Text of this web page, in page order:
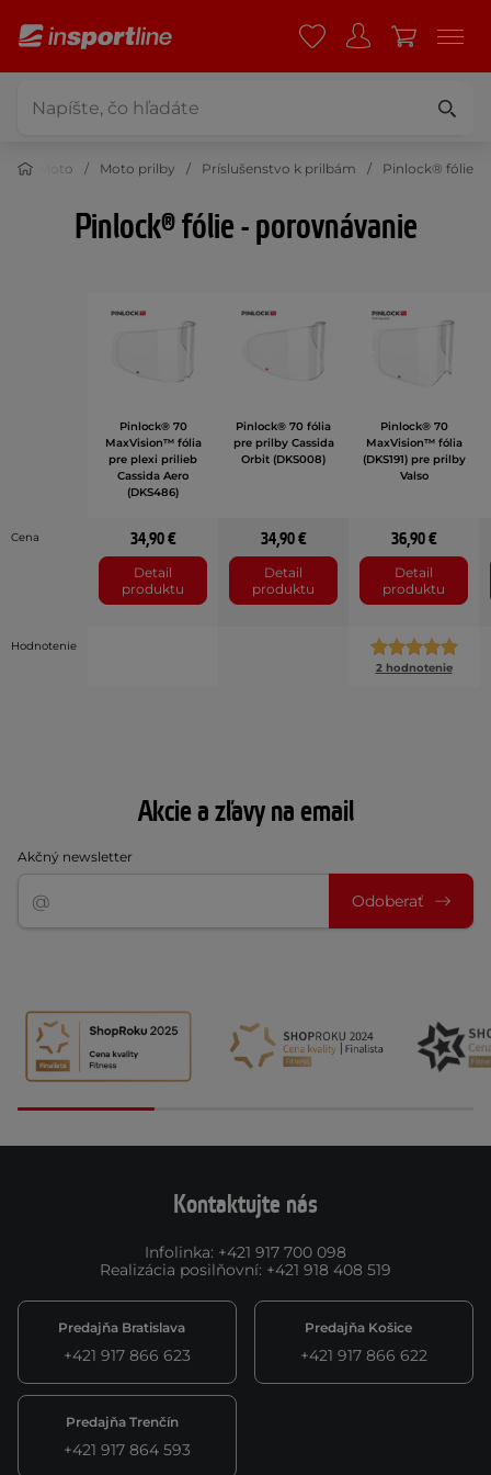
Moto Moto prilby Príslušenstvo k prilbám Pinlock® fólie
Pinlock® fólie - porovnávanie
Pinlock® 70
MaxVision™ fólia
pre plexi prilieb
Cassida Aero
(DKS486)
Pinlock® 70 fólia
pre prilby Cassida
Orbit (DKS008)
Pinlock® 70
MaxVision™ fólia
(DKS191) pre prilby
Valso
Cena 34,90 €
Detail
produktu
34,90 €
Detail
produktu
36,90 €
Detail
produktu
Hodnotenie
2 hodnotenie
Akcie a zľavy na email
Akčný newsletter
Odoberať
Kontaktujte nás
Infolinka: +421 917 700 098
Realizácia posilňovní: +421 918 408 519
Predajňa Bratislava
+421 917 866 623
Predajňa Košice
+421 917 866 622
Predajňa Trenčín
+421 917 864 593